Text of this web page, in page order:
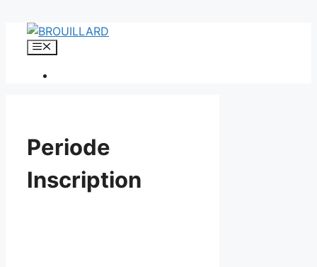
Aller
Menu
Periode
Inscription